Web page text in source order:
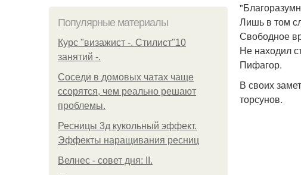
Популярные материалы
Курс "визажист -. Стилист"10
занятий -.
Соседи в домовых чатах чаще
ссорятся, чем реально решают
проблемы.
Ресницы 3д кукольный эффект.
Эффекты наращивания ресниц
Велнес - совет дня: II.
Лишь в том
Свободное
Не находил
Пифагор.
В своих
торсунов.